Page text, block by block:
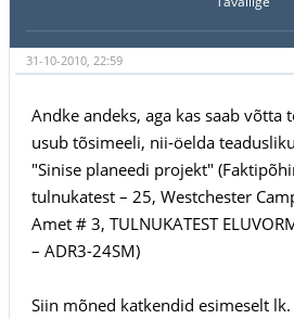
31-10-2010, 22:59
Andke andeks, aga kas saab võtta
usub tõsimeeli, nii-öelda
"Sinise planeedi projekt"
tulnukatest – 25, Westchester
Amet # 3, TULNUKATEST
– ADR3-24SM)
Siin mõned katkendid esimeselt lk.